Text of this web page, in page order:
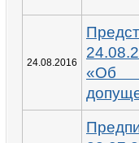
24.08.2016
«Об